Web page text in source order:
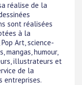
réalise de la
sont réalisées
à la
Art, science-
mangas, humour,
illustrateurs et
de la
entreprises.